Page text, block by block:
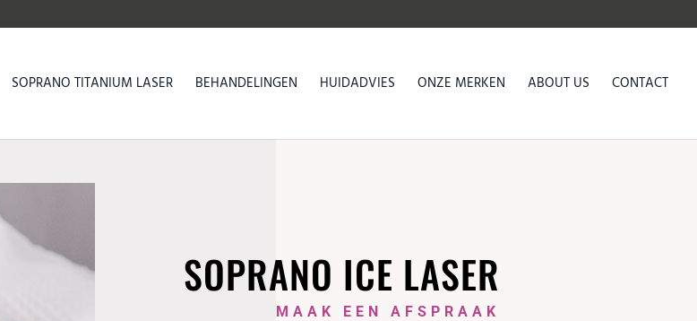
SOPRANO TITANIUM LASER BEHANDELINGEN HUIDADVIES ONZE MERKEN ABOUT US CONTACT
SOPRANO ICE LASER
MAAK EEN AFSPRAAK